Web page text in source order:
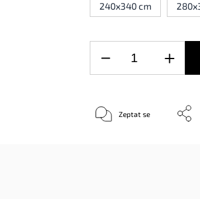
240x340 cm
Zeptat se